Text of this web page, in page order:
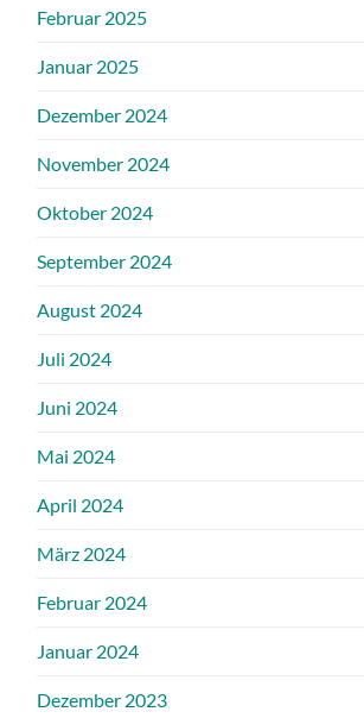
Februar 2025
Januar 2025
Dezember 2024
November 2024
Oktober 2024
September 2024
August 2024
Juli 2024
Juni 2024
Mai 2024
April 2024
März 2024
Februar 2024
Januar 2024
Dezember 2023